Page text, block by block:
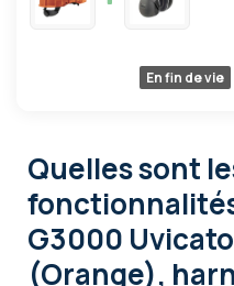
En fin de vie
Quelles sont
G3000
(Orange),